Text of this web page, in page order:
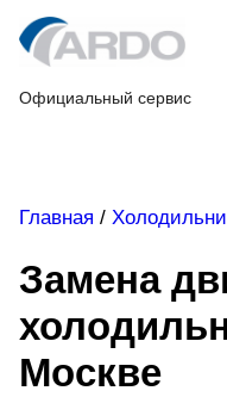
Skip
to
content
Официальный сервис
Главная /
Замена
Москве